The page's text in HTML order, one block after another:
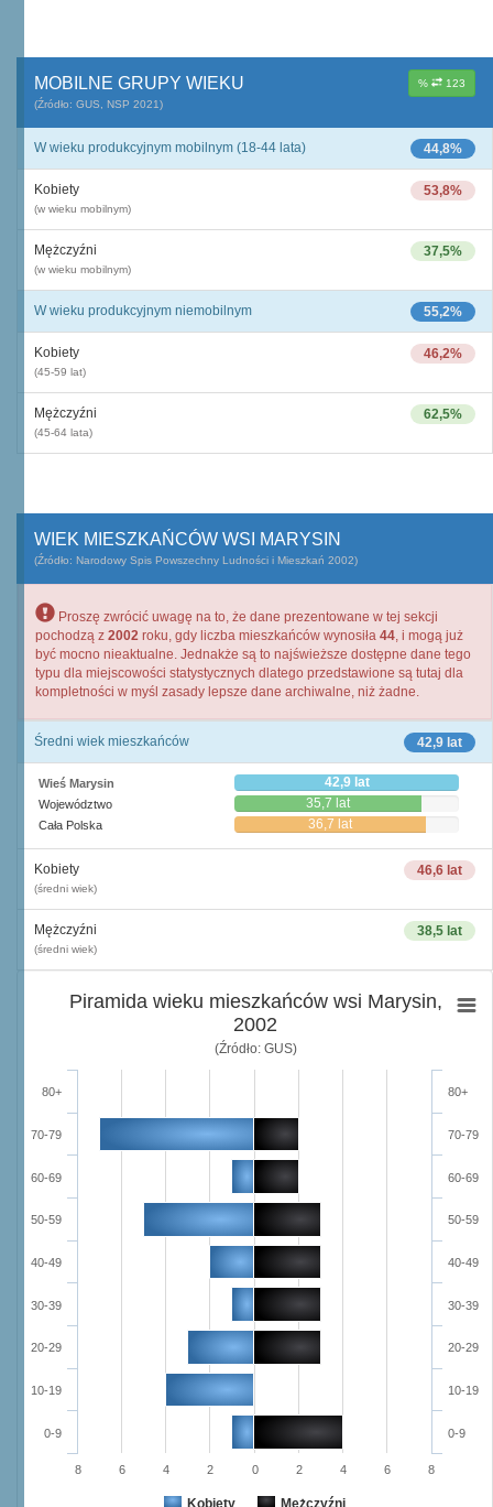
% 123
MOBILNE GRUPY WIEKU
(Źródło: GUS, NSP 2021)
44,8%
W wieku produkcyjnym mobilnym (18-44 lata)
53,8%
Kobiety
(w wieku mobilnym)
37,5%
Mężczyźni
(w wieku mobilnym)
55,2%
W wieku produkcyjnym niemobilnym
46,2%
Kobiety
(45-59 lat)
62,5%
Mężczyźni
(45-64 lata)
WIEK MIESZKAŃCÓW WSI MARYSIN
(Źródło: Narodowy Spis Powszechny Ludności i Mieszkań 2002)
Proszę zwrócić uwagę na to, że dane prezentowane w tej sekcji
pochodzą z 2002 roku, gdy liczba mieszkańców wynosiła 44, i mogą już
być mocno nieaktualne. Jednakże są to najświeższe dostępne dane tego
typu dla miejscowości statystycznych dlatego przedstawione są tutaj dla
kompletności w myśl zasady lepsze dane archiwalne, niż żadne.
42,9 lat
Średni wiek mieszkańców
Wieś Marysin 42,9 lat
Województwo 35,7 lat
Cała Polska 36,7 lat
46,6 lat
Kobiety
(średni wiek)
38,5 lat
Mężczyźni
(średni wiek)
Piramida wieku mieszkańców wsi Marysin,
2002
(Źródło: GUS)
Kobiety Mężczyźni
0-9
10-19
20-29
30-39
40-49
50-59
60-69
70-79
80+
0-9
10-19
20-29
30-39
40-49
50-59
60-69
70-79
80+
8 6 4 2 0 2 4 6 8